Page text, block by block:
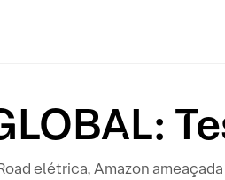
elétrica, Amazon